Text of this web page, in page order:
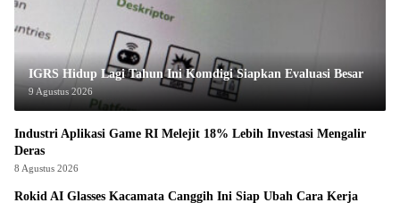
IGRS Hidup Lagi Tahun Ini Komdigi Siapkan Evaluasi Besar
9 Agustus 2026
Industri Aplikasi Game RI Melejit 18% Lebih Investasi Mengalir
Deras
8 Agustus 2026
Rokid AI Glasses Kacamata Canggih Ini Siap Ubah Cara Kerja